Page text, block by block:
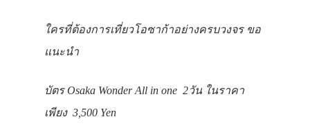
ใครที่ต้องการเที่ยวโอซาก้าอย่างครบวงจร ขอ
แนะนำ
บัตร Osaka Wonder All in one 2วัน ในราคา
เพียง 3,500 Yen